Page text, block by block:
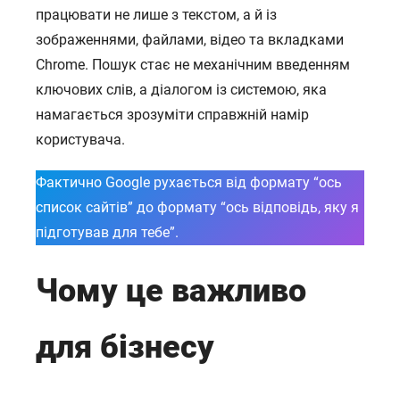
працювати не лише з текстом, а й із
зображеннями, файлами, відео та вкладками
Chrome. Пошук стає не механічним введенням
ключових слів, а діалогом із системою, яка
намагається зрозуміти справжній намір
користувача.
Фактично Google рухається від формату “ось
список сайтів” до формату “ось відповідь, яку я
підготував для тебе”.
Чому це важливо
для бізнесу